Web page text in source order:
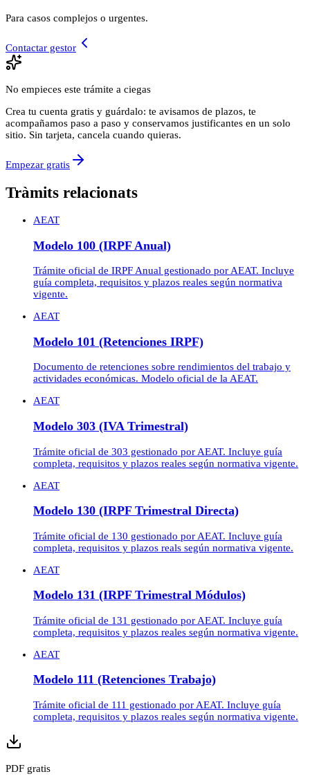
Para casos complejos o urgentes.
Contactar gestor
No empieces este trámite a ciegas
Crea tu cuenta gratis y guárdalo: te avisamos de plazos, te
acompañamos paso a paso y conservamos justificantes en un solo
sitio. Sin tarjeta, cancela cuando quieras.
Empezar gratis
Tràmits relacionats
AEAT
Modelo 100 (IRPF Anual)
Trámite oficial de IRPF Anual gestionado por AEAT. Incluye
guía completa, requisitos y plazos reales según normativa
vigente.
AEAT
Modelo 101 (Retenciones IRPF)
Documento de retenciones sobre rendimientos del trabajo y
actividades económicas. Modelo oficial de la AEAT.
AEAT
Modelo 303 (IVA Trimestral)
Trámite oficial de 303 gestionado por AEAT. Incluye guía
completa, requisitos y plazos reales según normativa vigente.
AEAT
Modelo 130 (IRPF Trimestral Directa)
Trámite oficial de 130 gestionado por AEAT. Incluye guía
completa, requisitos y plazos reals según normativa vigente.
AEAT
Modelo 131 (IRPF Trimestral Módulos)
Trámite oficial de 131 gestionado por AEAT. Incluye guía
completa, requisitos y plazos reales según normativa vigente.
AEAT
Modelo 111 (Retenciones Trabajo)
Trámite oficial de 111 gestionado por AEAT. Incluye guía
completa, requisitos y plazos reales según normativa vigente.
PDF gratis